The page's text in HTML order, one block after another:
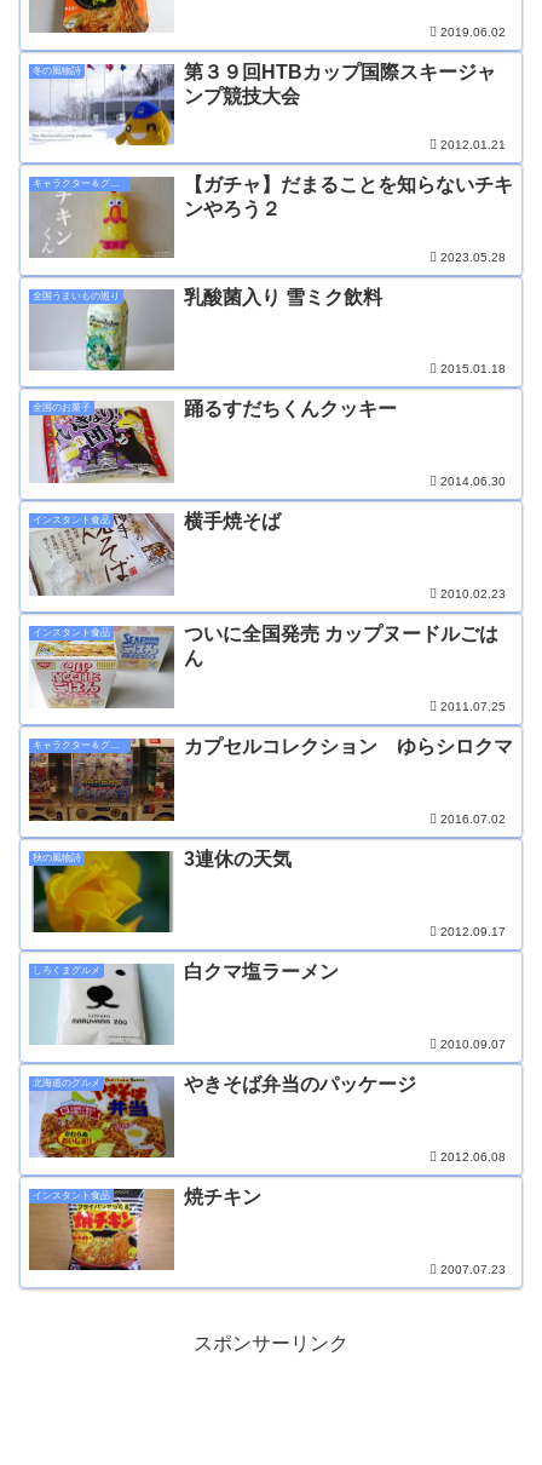
2019.06.02
冬の風物詩
第３９回HTBカップ国際スキージャ
ンプ競技大会
2012.01.21
【ガチャ】だまることを知らないチキ
ンやろう２
2023.05.28
全国うまいもの巡り 乳酸菌入り 雪ミク飲料
2015.01.18
全国のお菓子 踊るすだちくんクッキー
2014.06.30
インスタント食品 横手焼そば
2010.02.23
インスタント食品
ついに全国発売 カップヌードルごは
ん
2011.07.25
キャラクター＆グッズ カプセルコレクション ゆらシロクマ
2016.07.02
秋の風物詩 3連休の天気
2012.09.17
しろくまグルメ 白クマ塩ラーメン
2010.09.07
北海道のグルメ やきそば弁当のパッケージ
2012.06.08
インスタント食品 焼チキン
2007.07.23
スポンサーリンク